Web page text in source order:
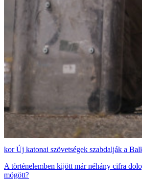
Új katonai szövetségek szabdalják a
A történelemben kijött már néhány cifra
mögött?